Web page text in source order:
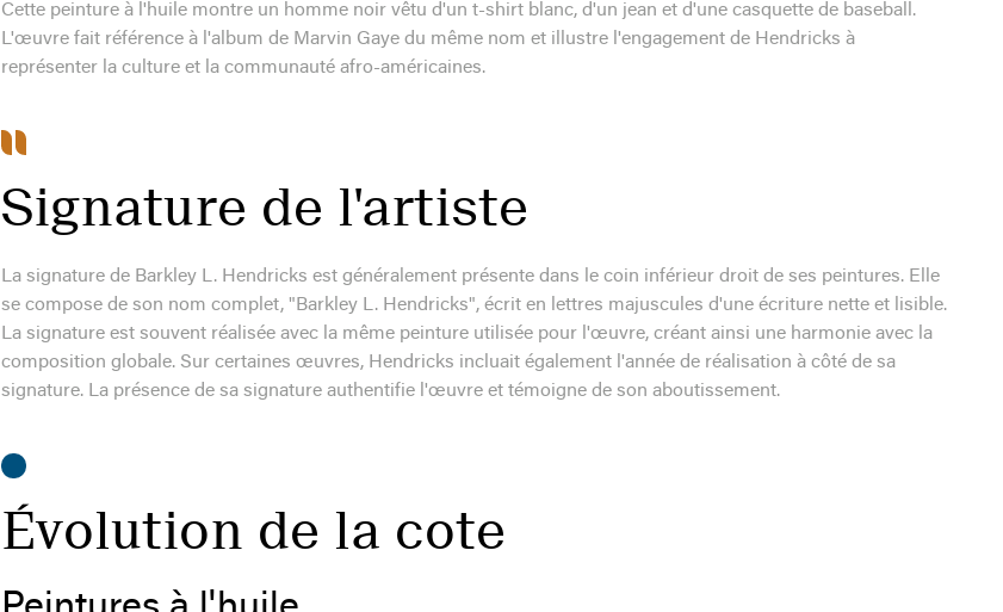
Cette peinture à l'huile montre un homme noir vêtu d'un t-shirt blanc, d'un jean et d'une casquette de baseball.
L'œuvre fait référence à l'album de Marvin Gaye du même nom et illustre l'engagement de Hendricks à
représenter la culture et la communauté afro-américaines.
Signature de l'artiste
La signature de Barkley L. Hendricks est généralement présente dans le coin inférieur droit de ses peintures. Elle
se compose de son nom complet, "Barkley L. Hendricks", écrit en lettres majuscules d'une écriture nette et lisible.
La signature est souvent réalisée avec la même peinture utilisée pour l'œuvre, créant ainsi une harmonie avec la
composition globale. Sur certaines œuvres, Hendricks incluait également l'année de réalisation à côté de sa
signature. La présence de sa signature authentifie l'œuvre et témoigne de son aboutissement.
Évolution de la cote